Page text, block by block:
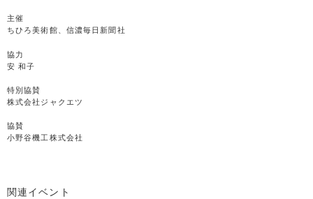
主催
ちひろ美術館、信濃毎日新聞社
協力
安 和子
特別協賛
株式会社ジャクエツ
協賛
小野谷機工株式会社
関連イベント